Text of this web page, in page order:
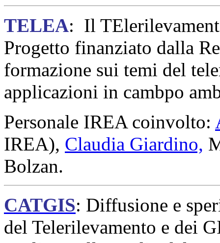
TELEA: Il
Progetto finanziato dalla
formazione sui temi del
applicazioni in cambpo
Personale IREA coinvolto:
IREA), Claudia Giardino,
Bolzan.
CATGIS: Diffusione e
del Telerilevamento e dei